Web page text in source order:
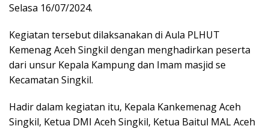
Selasa 16/07/2024.
Kegiatan tersebut dilaksanakan di Aula PLHUT
Kemenag Aceh Singkil dengan menghadirkan peserta
dari unsur Kepala Kampung dan Imam masjid se
Kecamatan Singkil.
Hadir dalam kegiatan itu, Kepala Kankemenag Aceh
Singkil, Ketua DMI Aceh Singkil, Ketua Baitul MAL Aceh